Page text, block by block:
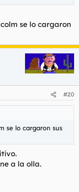
se lo cargaron
#20
se lo cargaron sus
a la olla.